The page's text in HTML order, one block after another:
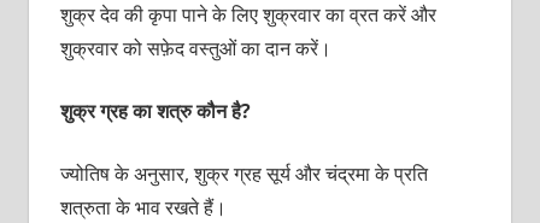
शुक्र देव की कृपा पाने के लिए शुक्रवार का व्रत करें और
शुक्रवार को सफ़ेद वस्तुओं का दान करें।
शुक्र ग्रह का शत्रु कौन है?
ज्योतिष के अनुसार, शुक्र ग्रह सूर्य और चंद्रमा के प्रति
शत्रुता के भाव रखते हैं।